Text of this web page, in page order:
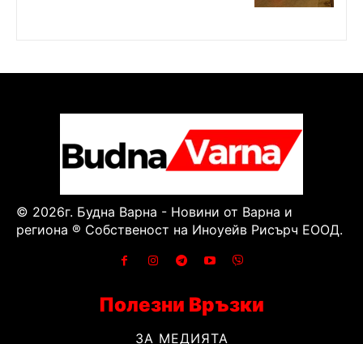
© 2026г. Будна Варна - Новини от Варна и
региона ® Собственост на Иноуейв Рисърч ЕООД.
Полезни Връзки
ЗА МЕДИЯТА